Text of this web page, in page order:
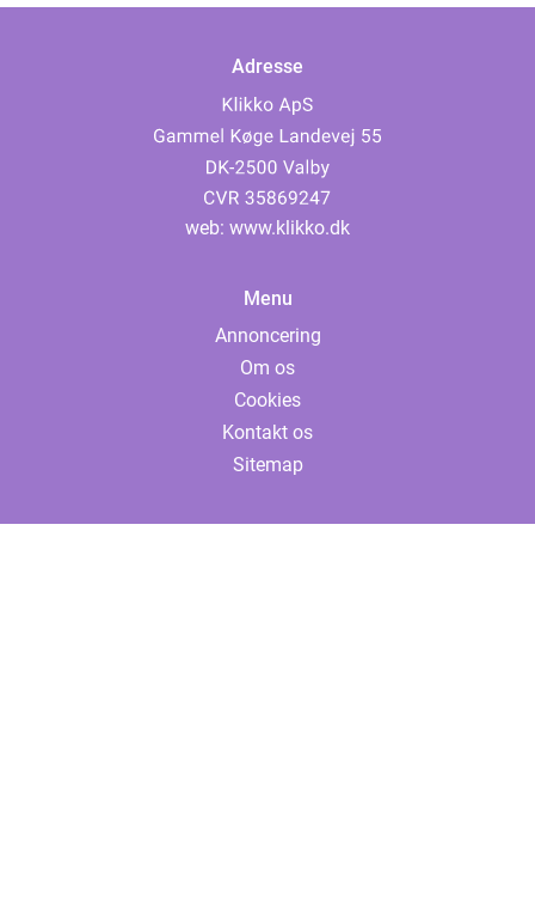
Adresse
web: www.klikko.dk
Menu
Annoncering
Om os
Cookies
Kontakt os
Sitemap